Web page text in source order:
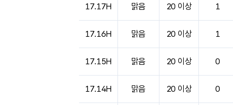
17.17H 맑음 20 이상 1
17.16H 맑음 20 이상 1
17.15H 맑음 20 이상 0
17.14H 맑음 20 이상 0